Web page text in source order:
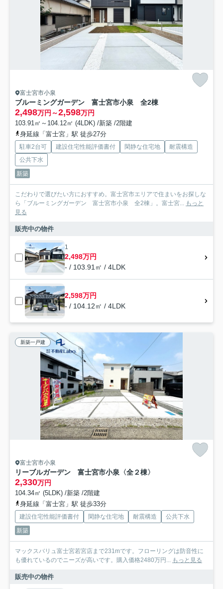
富士宮市小泉
ブルーミングガーデン 富士宮市小泉 全2棟
2,498万円～2,598万円
103.91㎡～104.12㎡ (4LDK) /新築 /2階建
身延線「富士宮」駅 徒歩27分
駐車2台可 建設住宅性能評価書付 閑静な住宅地
耐震構造
公共下水
新築
こだわりで選びたい方におすすめ。富士宮市エリアで住まいをお探しな
ら「ブルーミングガーデン 富士宮市小泉 全2棟」。富士宮... もっと
見る
販売中の物件
1
2,498万円
- / 103.91㎡ / 4LDK
2,598万円
- / 104.12㎡ / 4LDK
新築一戸建
富士宮市小泉
リーブルガーデン 富士宮市小泉〈全２棟〉
2,330万円
104.34㎡ (5LDK) /新築 /2階建
身延線「富士宮」駅 徒歩33分
建設住宅性能評価書付 閑静な住宅地 耐震構造
公共下水
新築
マックスバリュ富士宮若宮店まで231mです。フローリングは防音性に
も優れているのでニーズが高いです。購入価格2480万円... もっと見る
販売中の物件